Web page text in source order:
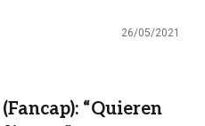
26/05/2021
“Quieren